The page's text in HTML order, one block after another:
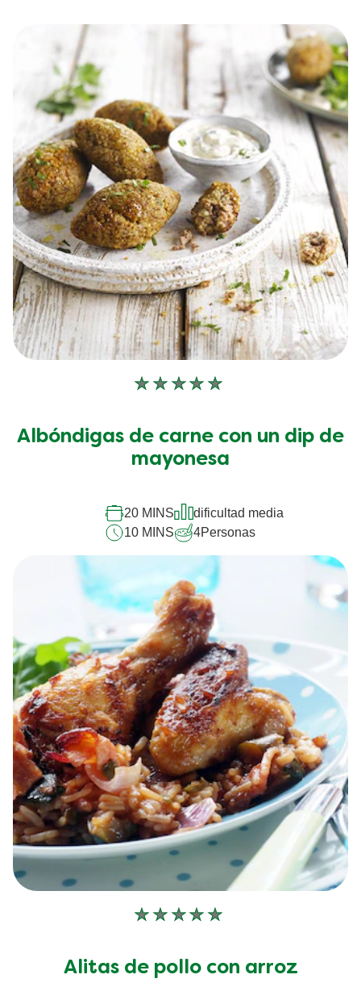
No
enviado
calificaciones
recipe
Albóndigas de carne con un dip de
mayonesa
20 MINS
dificultad media
10 MINS
4Personas
No
enviado
Alitas de pollo con arroz